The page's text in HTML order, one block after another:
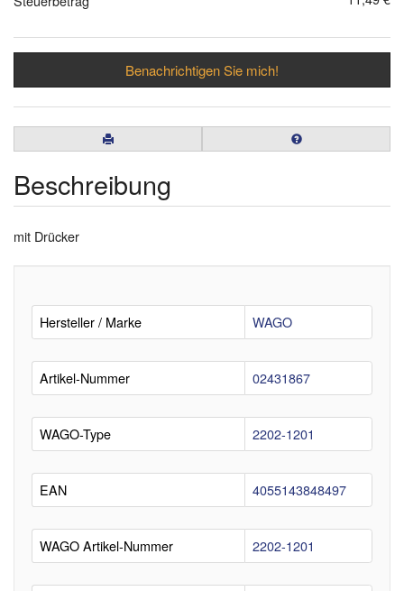
Benachrichtigen Sie mich!
Beschreibung
mit Drücker
Hersteller / Marke WAGO
Artikel-Nummer 02431867
WAGO-Type 2202-1201
EAN 4055143848497
WAGO Artikel-Nummer 2202-1201